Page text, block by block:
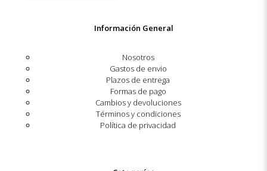
Información General
Nosotros
Gastos de envio
Plazos de entrega
Formas de pago
Cambios y devoluciones
Términos y condiciones
Política de privacidad